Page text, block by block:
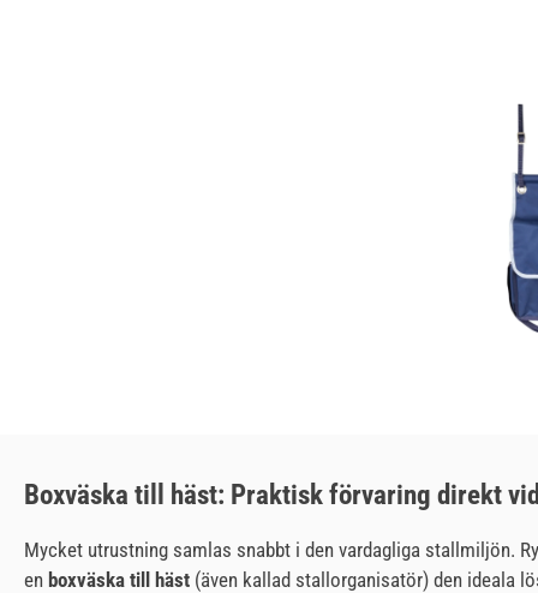
Boxväska till häst: Praktisk förvaring direkt
Mycket utrustning samlas snabbt i den vardagliga stallmiljön.
en boxväska till häst (även kallad stallorganisatör) den ideala